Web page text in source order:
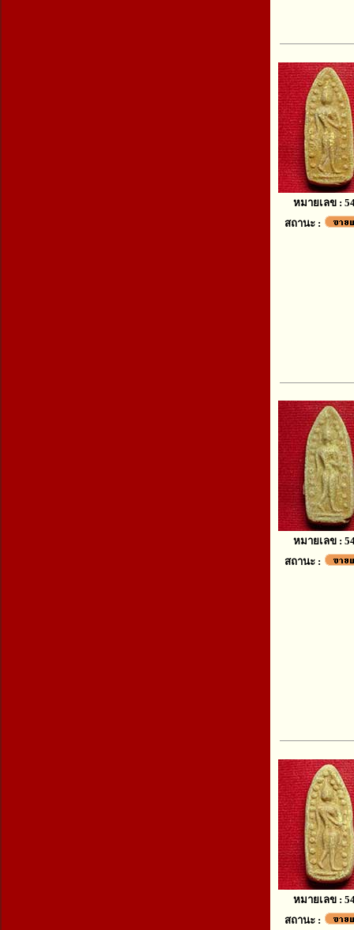
หมายเลข :
สถานะ :
หมายเลข :
สถานะ :
หมายเลข :
สถานะ :